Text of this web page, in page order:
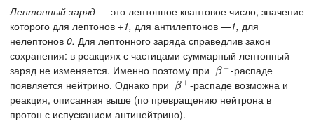
Лептонный заряд — это лептонное квантовое число, значение
которого для лептонов +1, для антилептонов —1, для
нелептонов 0. Для лептонного заряда справедлив закон
сохранения: в реакциях с частицами суммарный лептонный
заряд не изменяется. Именно поэтому при
β−
β− -распаде
появляется нейтрино. Однако при
β+
β+ -распаде возможна и
реакция, описанная выше (по превращению нейтрона в
протон с испусканием антинейтрино).